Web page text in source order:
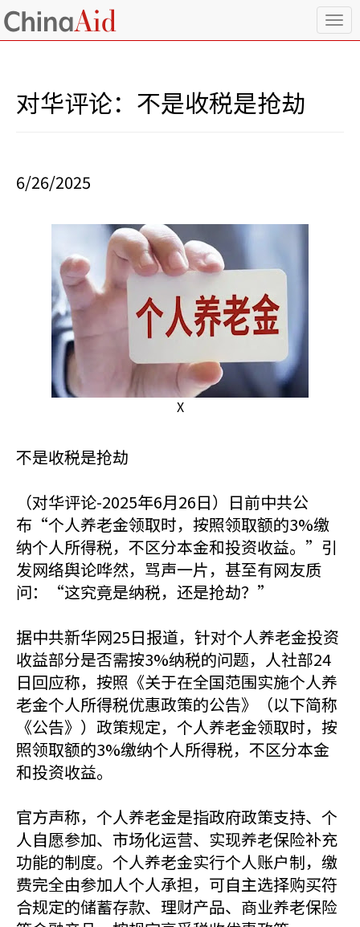
T
o
对华评论：不是收税是抢劫
6/26/2025
X
不是收税是抢劫
（对华评论-2025年6月26日）日前中共公
布“个人养老金领取时，按照领取额的3%缴
纳个人所得税，不区分本金和投资收益。”引
发网络舆论哗然，骂声一片，甚至有网友质
问：“这究竟是纳税，还是抢劫？”
据中共新华网25日报道，针对个人养老金投资
收益部分是否需按3%纳税的问题，人社部24
日回应称，按照《关于在全国范围实施个人养
老金个人所得税优惠政策的公告》（以下简称
《公告》）政策规定，个人养老金领取时，按
照领取额的3%缴纳个人所得税，不区分本金
和投资收益。
官方声称，个人养老金是指政府政策支持、个
人自愿参加、市场化运营、实现养老保险补充
功能的制度。个人养老金实行个人账户制，缴
费完全由参加人个人承担，可自主选择购买符
合规定的储蓄存款、理财产品、商业养老保险